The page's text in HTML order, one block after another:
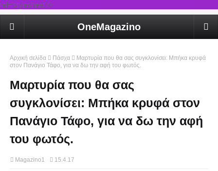
rel='stylesheet'/>
OneMagazino
Αρχική σελίδα Πάσχα
Μαρτυρία που θα σας συγκλονίσει: Μπήκα κρυφά
στον Πανάγιο Τάφο, για να δω την αφή του φωτός.
Μαρτυρία που θα σας
συγκλονίσει: Μπήκα κρυφά στον
Πανάγιο Τάφο, για να δω την αφή
του φωτός.
Magazino1 15.4.17